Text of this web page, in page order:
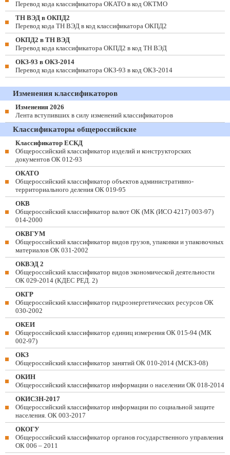
Перевод кода классификатора ОКАТО в код ОКТМО
ТН ВЭД в ОКПД2
Перевод кода ТН ВЭД в код классификатора ОКПД2
ОКПД2 в ТН ВЭД
Перевод кода классификатора ОКПД2 в код ТН ВЭД
ОКЗ-93 в ОКЗ-2014
Перевод кода классификатора ОКЗ-93 в код ОКЗ-2014
Изменения классификаторов
Изменения 2026
Лента вступивших в силу изменений классификаторов
Классификаторы общероссийские
Классификатор ЕСКД
Общероссийский классификатор изделий и конструкторских
документов ОК 012-93
ОКАТО
Общероссийский классификатор объектов административно-
территориального деления ОК 019-95
ОКВ
Общероссийский классификатор валют ОК (МК (ИСО 4217) 003-97)
014-2000
ОКВГУМ
Общероссийский классификатор видов грузов, упаковки и упаковочных
материалов ОК 031-2002
ОКВЭД 2
Общероссийский классификатор видов экономической деятельности
ОК 029-2014 (КДЕС РЕД. 2)
ОКГР
Общероссийский классификатор гидроэнергетических ресурсов ОК
030-2002
ОКЕИ
Общероссийский классификатор единиц измерения ОК 015-94 (МК
002-97)
ОКЗ
Общероссийский классификатор занятий ОК 010-2014 (МСКЗ-08)
ОКИН
Общероссийский классификатор информации о населении ОК 018-2014
ОКИСЗН-2017
Общероссийский классификатор информации по социальной защите
населения. ОК 003-2017
ОКОГУ
Общероссийский классификатор органов государственного управления
ОК 006 – 2011